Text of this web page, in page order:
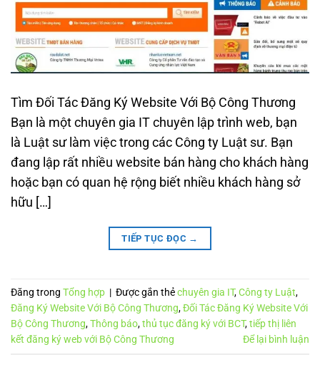
Tìm Đối Tác Đăng Ký Website Với Bộ Công Thương
Bạn là một chuyên gia IT chuyên lập trình web, bạn
là Luật sư làm việc trong các Công ty Luật sư. Bạn
đang lập rất nhiều website bán hàng cho khách hàng
hoặc bạn có quan hệ rộng biết nhiều khách hàng sở
hữu […]
TIẾP TỤC ĐỌC →
Đăng trong Tổng hợp | Được gắn thẻchuyên gia IT,Công ty Luật,
Đăng Ký Website Với Bộ Công Thương,Đối Tác Đăng Ký Website Với
Bộ Công Thương,Thông báo,thủ tục đăng ký với BCT,tiếp thị liên
kết đăng ký web với Bộ Công Thương
Để lại bình luận